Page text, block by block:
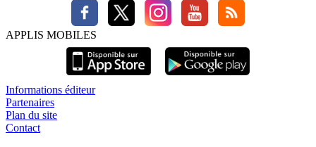
APPLIS MOBILES
Informations éditeur
Partenaires
Plan du site
Contact